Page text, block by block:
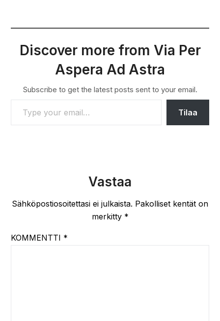
Discover more from Via Per
Aspera Ad Astra
Subscribe to get the latest posts sent to your email.
TYPE YOUR EMAIL…
Tilaa
Vastaa
Sähköpostiosoitettasi ei julkaista. Pakolliset kentät on
merkitty *
KOMMENTTI *